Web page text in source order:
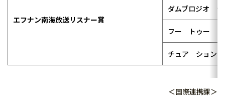
エフナン南海放送リスナー賞
ダムブロジオ ラ
フー トゥー
チュア ション
＜国際連携課＞